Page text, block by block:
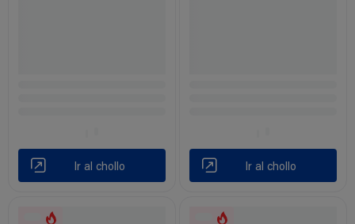
Ir al chollo Ir al chollo